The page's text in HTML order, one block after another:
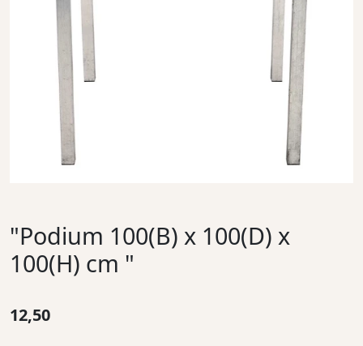
"Podium 100(B) x 100(D) x
100(H) cm "
12,50